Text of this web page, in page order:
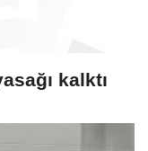
kalktı